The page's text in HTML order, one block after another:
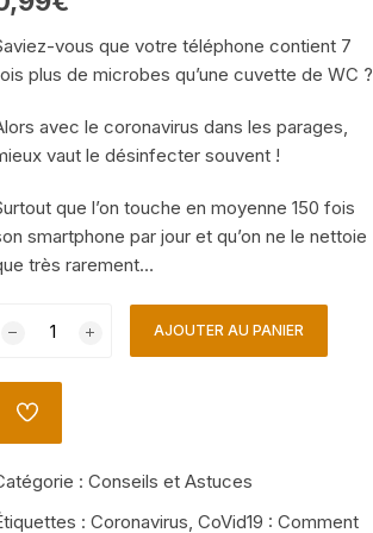
vous que votre téléphone contient 7
plus de microbes qu’une cuvette de WC ?
avec le coronavirus dans les parages,
vaut le désinfecter souvent !
que l’on touche en moyenne 150 fois
smartphone par jour et qu’on ne le nettoie
très rarement…
AJOUTER AU PANIER
AJOUTER
LISTE
DE :Conseils et Astuces
:Coronavirus,CoVid19 : Comment